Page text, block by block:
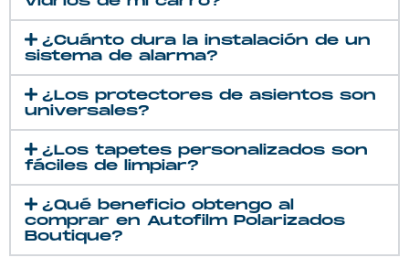
¿Cuánto dura la instalación de un
sistema de alarma?
¿Los protectores de asientos son
universales?
¿Los tapetes personalizados son
fáciles de limpiar?
¿Qué beneficio obtengo al
comprar en Autofilm Polarizados
Boutique?